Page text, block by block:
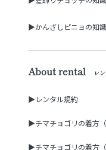
▶かんざしピニョの知識
About rental レ
▶レンタル規約
▶チマチョゴリの着方（
▶チマチョゴリの着方（